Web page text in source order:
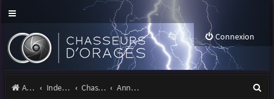
Connexion
Accueil Index du forum Chasseurs d'Orages Annonces, actualités et information du site et du forum